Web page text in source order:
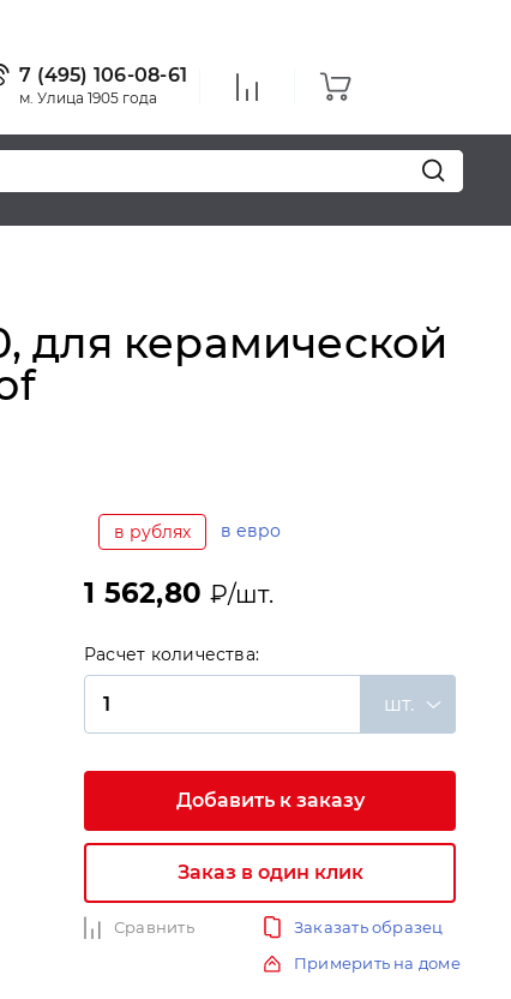
7 (495) 106-08-61
м. Улица 1905 года
для керамической
в рублях в евро
1 562,80₽/шт.
Расчет количества:
шт.
Добавить к заказу
Заказ в один клик
Сравнить
Заказать образец
Примерить на доме